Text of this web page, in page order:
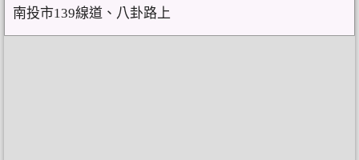
南投市139線道、八卦路上